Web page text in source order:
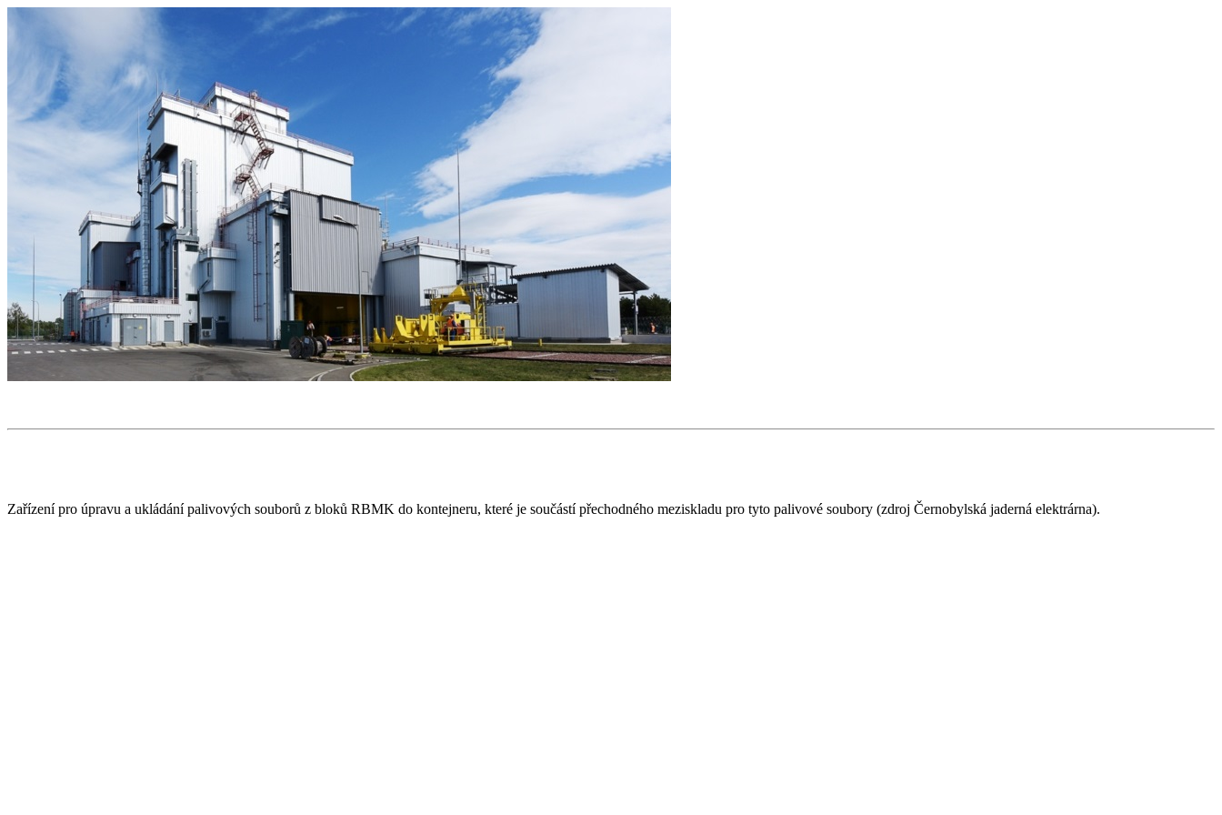
Zařízení pro úpravu a ukládání palivových souborů z bloků RBMK do kontejneru, které je součástí přechodného meziskladu pro tyto palivové soubory (zdroj Černobylská jaderná elektrárna).